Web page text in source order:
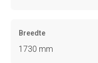
Breedte
1730 mm